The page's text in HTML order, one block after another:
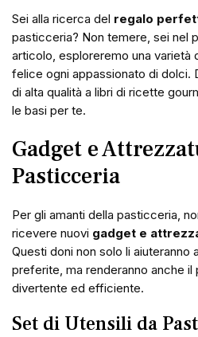
Sei alla ricerca del regalo
pasticceria? Non temere, sei nel
articolo, esploreremo una varietà
felice ogni appassionato di dolci.
di alta qualità a libri di ricette
le basi per te.
Gadget e
Pasticceria
Per gli amanti della pasticceria,
ricevere nuovi gadget e
Questi doni non solo li aiuteranno
preferite, ma renderanno anche
divertente ed efficiente.
Set di Utensili da